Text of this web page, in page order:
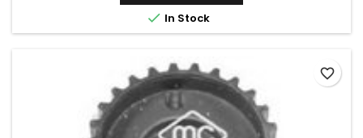
 In Stock
favorite_border